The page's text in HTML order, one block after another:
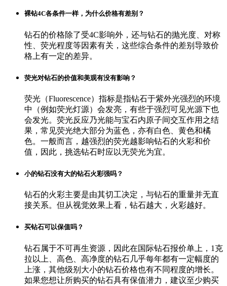
裸钻4C各条件一样，为什么价格有差别？
钻石的价格除了受4C影响外，还与钻石的抛光度、对称
性、荧光程度等因素有关，这些综合条件的差别导致价
格上有一定的差异。
荧光对钻石的价值和美观有没有影响？
荧光（Fluorescence）指标是指钻石于紫外光强烈的环境
中（例如荧光灯源）会发亮，有些于强烈可见光源下也
会发光。荧光反应乃光能与宝石内原子间交互作用之结
果，常见荧光绝大部分为蓝色，亦有白色、黄色和橘
色。一般而言，越强烈的荧光越影响钻石的火彩和价
值，因此，挑选钻石时应以无荧光为宜。
小的钻石没有大的钻石火彩强吗？
钻石的火彩主要是由其切工决定，与钻石的重量并无直
接关系。但从视觉效果上看，钻石越大，火彩越好。
买钻石可以保值吗？
钻石属于不可再生资源，因此在国际钻石报价单上，1克
拉以上、高色、高净度的钻石几乎每年都有一定幅度的
上涨，其他级别大小的钻石价格也有不同程度的增长。
如果您想让所购买的钻石具有保值潜力，建议至少购买